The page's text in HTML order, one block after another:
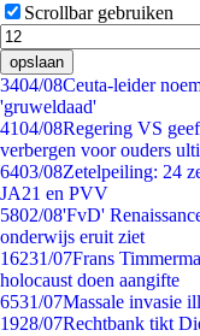
Scrollbar gebruiken
opslaan
3404/08Ceuta-leider
'gruweldaad'
4104/08Regering VS
verbergen voor ouders
6403/08Zetelpeiling: 24
JA21 en PVV
5802/08'FvD'
onderwijs eruit ziet
16231/07Frans
holocaust doen aangifte
6531/07Massale invasie
1928/07Rechtbank tikt